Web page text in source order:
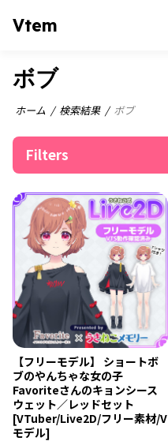
Vtem
ボブ
ホーム 検索結果 ボブ
Filters
【フリーモデル】 ショートボ
ブのやんちゃな女の子
Favoriteさんのキョンシース
ウェット／レッドセット
[VTuber/Live2D/フリー素材/V
モデル]